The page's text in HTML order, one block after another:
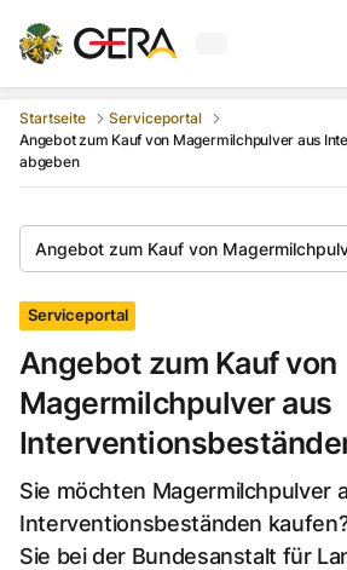
Aktuelles Wetter
Startseite
Serviceportal
Angebot zum Kauf von Magermilchpulver aus
abgeben
Angebot zum Kauf von
Serviceportal
Angebot zum Kauf von
Magermilchpulver aus
Sie möchten Magermilchpulver
Interventionsbeständen
Sie bei der Bundesanstalt für